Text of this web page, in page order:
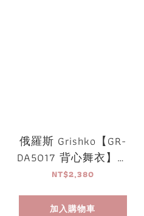
俄羅斯 Grishko【GR-
DA5017 背心舞衣】可
放胸墊
NT$2,380
加入購物車